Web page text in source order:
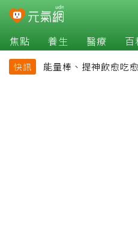
焦點 養生 醫療 百
快訊
能量棒、提神飲愈吃